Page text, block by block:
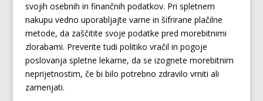
svojih osebnih in finančnih podatkov. Pri spletnem
nakupu vedno uporabljajte varne in šifrirane plačilne
metode, da zaščitite svoje podatke pred morebitnimi
zlorabami. Preverite tudi politiko vračil in pogoje
poslovanja spletne lekarne, da se izognete morebitnim
neprijetnostim, če bi bilo potrebno zdravilo vrniti ali
zamenjati.